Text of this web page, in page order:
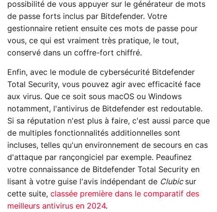
possibilité de vous appuyer sur le générateur de mots
de passe forts inclus par Bitdefender. Votre
gestionnaire retient ensuite ces mots de passe pour
vous, ce qui est vraiment très pratique, le tout,
conservé dans un coffre-fort chiffré.
Enfin, avec le module de cybersécurité Bitdefender
Total Security, vous pouvez agir avec efficacité face
aux virus. Que ce soit sous macOS ou Windows
notamment, l'antivirus de Bitdefender est redoutable.
Si sa réputation n'est plus à faire, c'est aussi parce que
de multiples fonctionnalités additionnelles sont
incluses, telles qu'un environnement de secours en cas
d'attaque par rançongiciel par exemple. Peaufinez
votre connaissance de Bitdefender Total Security en
lisant à votre guise l'avis indépendant de Clubic sur
cette suite, classée première dans le comparatif des
meilleurs antivirus en 2024.